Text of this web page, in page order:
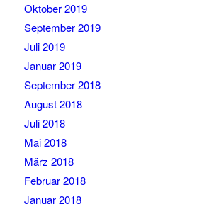
Oktober 2019
September 2019
Juli 2019
Januar 2019
September 2018
August 2018
Juli 2018
Mai 2018
März 2018
Februar 2018
Januar 2018